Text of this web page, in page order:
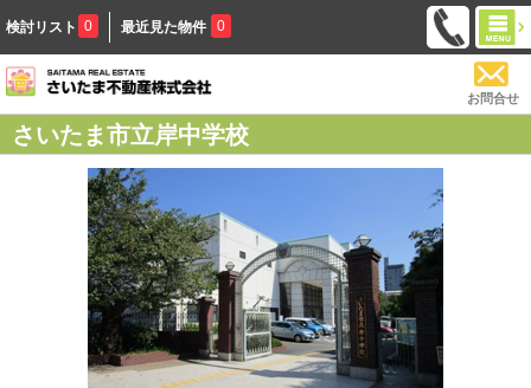
検討リスト 0 最近見た物件 0
お問合せ
さいたま市立岸中学校